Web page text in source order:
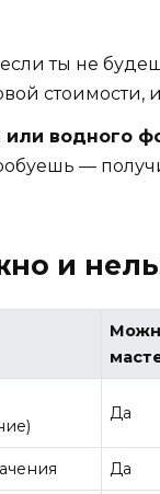
ты не
стоимости,
водного
—
и
Да
Да